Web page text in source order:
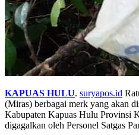
KAPUAS HULU. suryapos.id
(Miras) berbagai merk yang akan
Kabupaten Kapuas Hulu Provinsi
digagalkan oleh Personel Satgas